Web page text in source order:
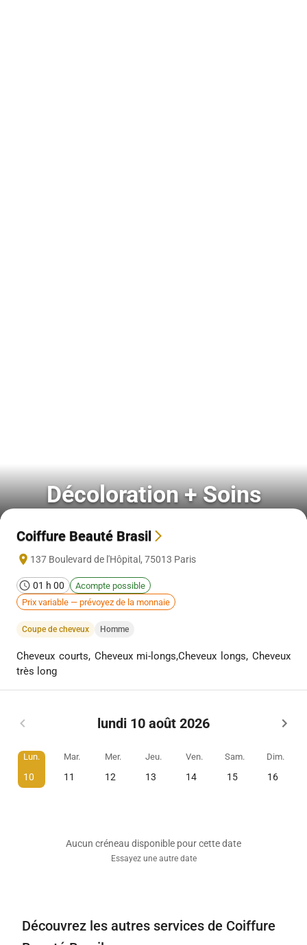
Décoloration + Soins
Coiffure Beauté Brasil
137 Boulevard de l'Hôpital, 75013 Paris
01 h 00
Acompte possible
Prix variable — prévoyez de la monnaie
Coupe de cheveux Homme
Cheveux courts, Cheveux mi-longs,Cheveux longs, Cheveux
très long
lundi 10 août 2026
Lun.
10
Mar.
11
Mer.
12
Jeu.
13
Ven.
14
Sam.
15
Dim.
16
Aucun créneau disponible pour cette date
Essayez une autre date
Découvrez les autres services de Coiffure